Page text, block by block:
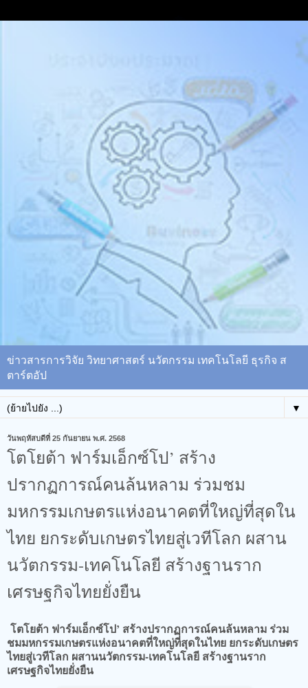
ข่าวสารการวิจัย วิทยาศาสตร์ นวัตกรรม เทคโนโลยี ธุรกิจ ส
ตาร์ตอัป
▼
วันพฤหัสบดีที่ 25 กันยายน พ.ศ. 2568
โตโยต้า ฟาร์มเอ็กซ์โป’ สร้าง
ปรากฏการณ์คนล้นหลาม ร่วมชม
มหกรรมเกษตรแห่งอนาคตที่ใหญ่ที่สุดใน
ไทย ยกระดับเกษตรไทยสู่เวทีโลก ผสาน
นวัตกรรม-เทคโนโลยี สร้างฐานราก
เศรษฐกิจไทยยั่งยืน
โตโยต้า ฟาร์มเอ็กซ์โป’ สร้างปรากฏการณ์คนล้นหลาม ร่วม
ชมมหกรรมเกษตรแห่งอนาคตที่ใหญ่ที่สุดในไทย ยกระดับเกษตร
ไทยสู่เวทีโลก ผสานนวัตกรรม-เทคโนโลยี สร้างฐานราก
เศรษฐกิจไทยยั่งยืน